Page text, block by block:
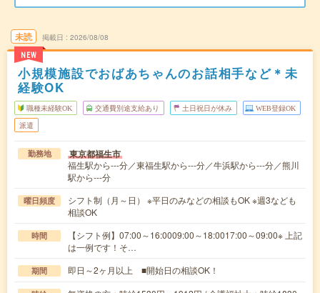
未読
NEW
掲載日 2026/08/08
小規模施設でおばあちゃんのお話相手など＊未
経験OK
職種未経験OK 交通費別途支給あり 土日祝日が休み WEB登録OK
派遣
勤務地 東京都福生市
福生駅から---分／東福生駅から---分／牛浜駅から---分／熊川
駅から---分
曜日頻度
シフト制（月～日） ※平日のみなどの相談もOK ※週3なども
相談OK
時間
【シフト例】07:00～16:0009:00～18:0017:00～09:00※ 上記
は一例です！そ…
期間 即日～2ヶ月以上 ■開始日の相談OK！